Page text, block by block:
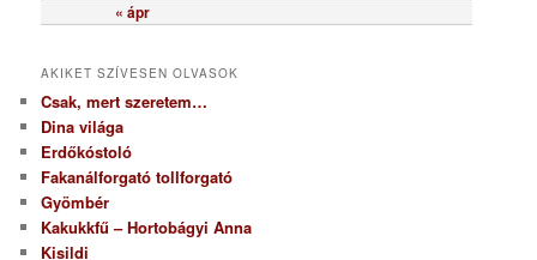
« ápr
AKIKET SZÍVESEN OLVASOK
Csak, mert szeretem…
Dina világa
Erdőkóstoló
Fakanálforgató tollforgató
Gyömbér
Kakukkfű – Hortobágyi Anna
Kisildi